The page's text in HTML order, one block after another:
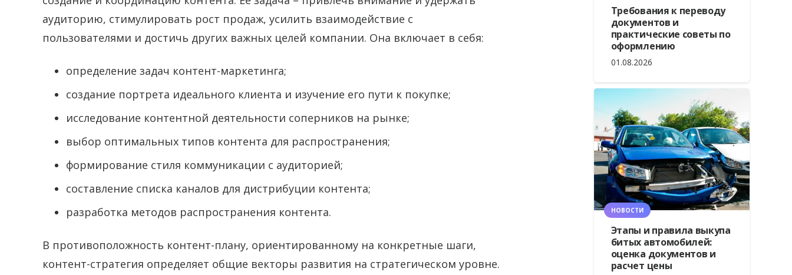
аудиторию, стимулировать рост продаж, усилить взаимодействие с
пользователями и достичь других важных целей компании. Она включает в себя:
определение задач контент-маркетинга;
создание портрета идеального клиента и изучение его пути к покупке;
исследование контентной деятельности соперников на рынке;
выбор оптимальных типов контента для распространения;
формирование стиля коммуникации с аудиторией;
составление списка каналов для дистрибуции контента;
разработка методов распространения контента.
В противоположность контент-плану, ориентированному на конкретные шаги,
контент-стратегия определяет общие векторы развития на стратегическом уровне.
Требования к переводу
документов и
практические советы по
оформлению
01.08.2026
НОВОСТИ
Этапы и правила выкупа
битых автомобилей:
оценка документов и
расчет цены